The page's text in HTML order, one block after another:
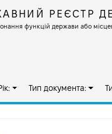
РЕЄСТР
функцій держави або
Тип документа: